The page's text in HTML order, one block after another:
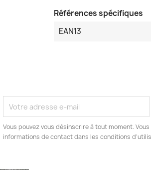
Références spécifiques
EAN13
Vous pouvez vous désinscrire à tout moment.
informations de contact dans les conditions